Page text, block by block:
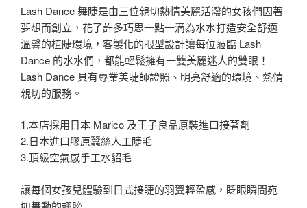
Lash Dance 舞睫是由三位親切熱情美麗活潑的女孩們因著
夢想而創立，花了許多巧思一點一滴為水水打造安全舒適
溫馨的植睫環境，客製化的眼型設計讓每位蒞臨 Lash
Dance 的水水們，都能輕鬆擁有一雙美麗迷人的雙眼！
Lash Dance 具有專業美睫師證照、明亮舒適的環境、熱情
親切的服務。
1.本店採用日本 Marico 及王子良品原裝進口接著劑
2.日本進口膠原蠶絲人工睫毛
3.頂級空氣感手工水貂毛
讓每個女孩兒體驗到日式接睫的羽翼輕盈感，眨眼瞬間宛